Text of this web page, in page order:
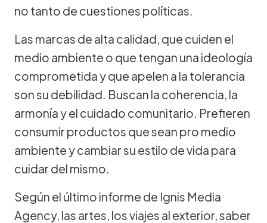
no tanto de cuestiones políticas.
Las marcas de alta calidad, que cuiden el
medio ambiente o que tengan una ideología
comprometida y que apelen a la tolerancia
son su debilidad. Buscan la coherencia, la
armonía y el cuidado comunitario. Prefieren
consumir productos que sean pro medio
ambiente y cambiar su estilo de vida para
cuidar del mismo.
Según el último informe de Ignis Media
Agency, las artes, los viajes al exterior, saber